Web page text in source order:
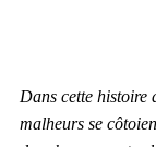
Dans cette histoire
malheurs se